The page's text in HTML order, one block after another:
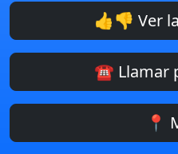
👍👎 Ver
☎️ Llamar
📍